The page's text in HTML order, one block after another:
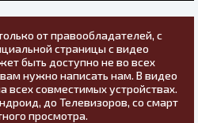
от правообладателей, с
страницы с видео
быть доступно не во всех
нужно написать нам. В видео
всех совместимых устройствах.
до Телевизоров, со смарт
просмотра.